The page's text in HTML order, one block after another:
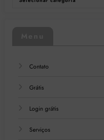
Contato
Grátis
Login grátis
Serviços